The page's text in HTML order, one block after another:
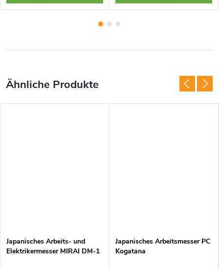
Japanisches Arbeits- und
Elektrikermesser MIRAI DM-1
Japanisches Arbeitsmesser PC
Kogatana